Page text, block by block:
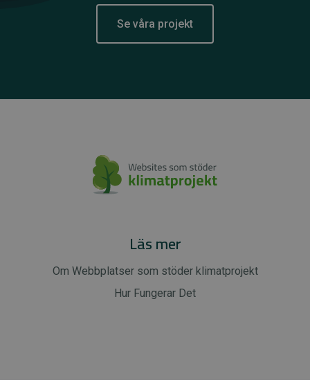
Se våra projekt
Läs mer
Om Webbplatser som stöder klimatprojekt
Hur Fungerar Det